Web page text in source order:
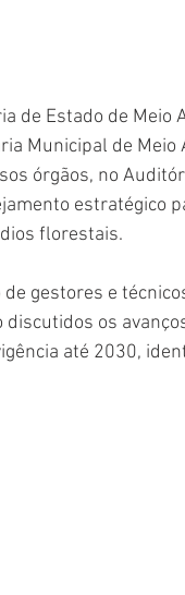
de Estado de
Municipal de
órgãos, no
estratégico
florestais.
gestores e
discutidos os
até 2030,